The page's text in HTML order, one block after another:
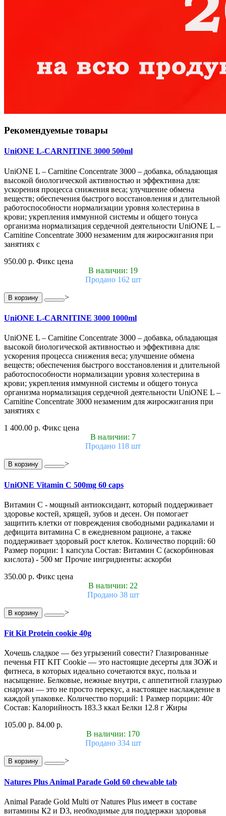
Рекомендуемые товары
UniONE L-CARNITINE 3000 500ml
UniONE L – Carnitine Concentrate 3000 – добавка, обладающая
высокой биологической активностью и эффективна для:
ускорения процесса снижения веса; улучшение обмена
веществ; обеспечения быстрого восстановления и длительной
работоспособности нормализации уровня холестерина в
крови; укрепления иммунной системы и общего тонуса
организма нормализация сердечной деятельности UniONE L –
Carnitine Concentrate 3000 незаменим для жиросжигания при
занятиях с
950.00 р. Фикс цена
В наличии: 19
Продано 162 шт
В корзину >
UniONE L-CARNITINE 3000 1000ml
UniONE L – Carnitine Concentrate 3000 – добавка, обладающая
высокой биологической активностью и эффективна для:
ускорения процесса снижения веса; улучшение обмена
веществ; обеспечения быстрого восстановления и длительной
работоспособности нормализации уровня холестерина в
крови; укрепления иммунной системы и общего тонуса
организма нормализация сердечной деятельности UniONE L –
Carnitine Concentrate 3000 незаменим для жиросжигания при
занятиях с
1 400.00 р. Фикс цена
В наличии: 7
Продано 118 шт
В корзину >
UniONE Vitamin С 500mg 60 caps
Витамин С - мощный антиоксидант, который поддерживает
здоровье костей, хрящей, зубов и десен. Он помогает
защитить клетки от повреждения свободными радикалами и
дефицита витамина С в ежедневном рационе, а также
поддерживает здоровый рост клеток. Количество порций: 60
Размер порции: 1 капсула Состав: Витамин С (аскорбиновая
кислота) - 500 мг Прочие ингридиенты: аскорби
350.00 р. Фикс цена
В наличии: 22
Продано 38 шт
В корзину >
Fit Kit Protein cookie 40g
Хочешь сладкое — без угрызений совести? Глазированные
печенья FIT KIT Cookie — это настоящие десерты для ЗОЖ и
фитнеса, в которых идеально сочетаются вкус, польза и
насыщение. Белковые, нежные внутри, с аппетитной глазурью
снаружи — это не просто перекус, а настоящее наслаждение в
каждой упаковке. Количество порций: 1 Размер порции: 40г
Состав: Калорийность 183.3 ккал Белки 12.8 г Жиры
105.00 р. 84.00 р.
В наличии: 170
Продано 334 шт
В корзину >
Natures Plus Animal Parade Gold 60 chewable tab
Animal Parade Gold Multi от Natures Plus имеет в составе
витамины К2 и D3, необходимые для поддержки здоровья